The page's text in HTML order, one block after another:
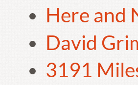
Here and
David
3191